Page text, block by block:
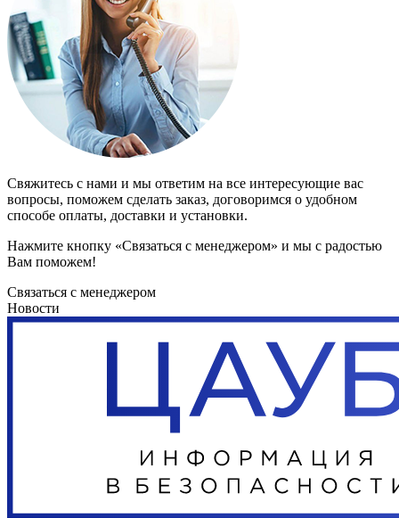
Свяжитесь с нами и мы ответим на все интересующие вас
вопросы, поможем сделать заказ, договоримся о удобном
способе оплаты, доставки и установки.
Нажмите кнопку «Связаться с менеджером» и мы с радостью
Вам поможем!
Связаться с менеджером
Новости